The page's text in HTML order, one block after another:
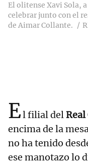
El olitense Xavi Sola,
celebrar junto con el
de Aimar Collante.
El filial delReal
encima de la
no ha tenido
ese manotazo lo